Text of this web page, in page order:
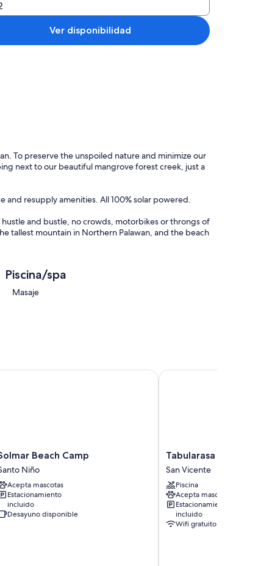
Ver disponibilidad
To preserve the unspoiled nature and minimize our
next to our beautiful mangrove forest creek, just a
and resupply amenities. All 100% solar powered.
and bustle, no crowds, motorbikes or throngs of
tallest mountain in Northern Palawan, and the beach
Piscina/spa
Masaje
Beach Camp
Niño
Acepta mascotas
Estacionamiento
incluido
Desayuno disponible
Beach Camp
Tabularasa
-
T
Palawan
San
Vicente
Tabularasa - T
San Vicente
Piscina
Acepta mascotas
Estacionamiento
incluido
Wifi gratuito
Tabularasa - T Palawan